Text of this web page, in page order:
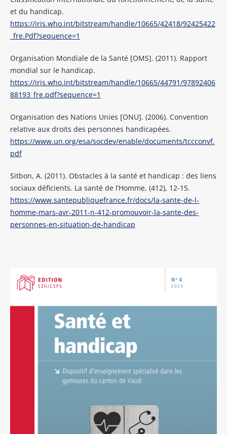
et du handicap.
https://iris.who.int/bitstream/handle/10665/42418/92425422
_fre.Pdf?sequence=1
Organisation Mondiale de la Santé [OMS]. (2011). Rapport
mondial sur le handicap.
https://iris.who.int/bitstream/handle/10665/44791/97892406
88193_fre.pdf?sequence=1
Organisation des Nations Unies [ONU]. (2006). Convention
relative aux droits des personnes handicapées.
https://www.un.org/esa/socdev/enable/documents/tccconvf.
pdf
Sitbon, A. (2011). Obstacles à la santé et handicap : des liens
sociaux déficients. La santé de l’Homme, (412), 12-15.
https://www.santepubliquefrance.fr/docs/la-sante-de-l-
homme-mars-avr-2011-n-412-promouvoir-la-sante-des-
personnes-en-situation-de-handicap